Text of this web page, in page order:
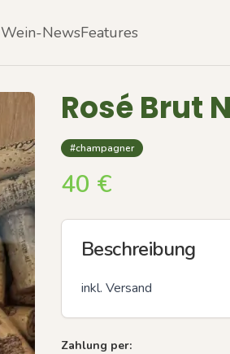
Wein-NewsFeatures
Rosé Brut
#champagner
40 €
Beschreibung
inkl. Versand
Zahlung per: